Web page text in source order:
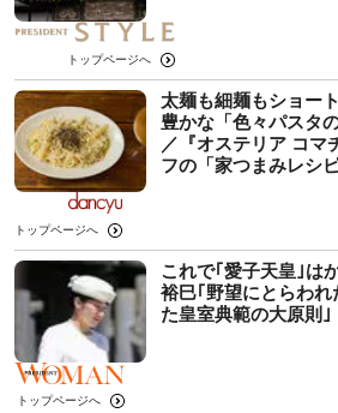
トップページへ
太麺も細麺もショー
豊かな「色々パスタ
／『オステリア コマ
フの「家つまみレシピ
トップページへ
これで｢愛子天皇｣は
裕巳｢野望にとらわ
た皇室典範の大原則｣
トップページへ